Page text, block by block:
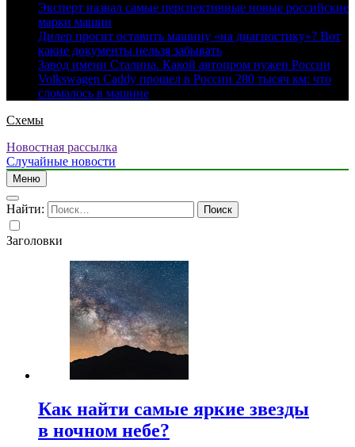
Эксперт назвал самые перспективные новые российские
марки машин
Дилер просит оставить машину «на диагностику»? Вот
какие документы нельзя забывать
Завод имени Сталина. Какой автопром нужен России
Volkswagen Caddy прошел в России 280 тысяч км: что
сломалось в машине
Схемы
Новостная рассылка
Случайные новости
Меню
Найти:
Заголовки
Как найти самые яркие звезды
в ночном небе?